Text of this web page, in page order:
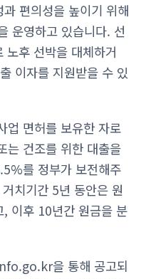
편의성을 높이기 위해
운영하고 있습니다. 선
노후 선박을 대체하거
이자를 지원받을 수 있
업 면허를 보유한 자로
는 건조를 위한 대출을
를 정부가 보전해주
치기간 5년 동안은 원
이후 10년간 원금을 분
을 통해 공고되